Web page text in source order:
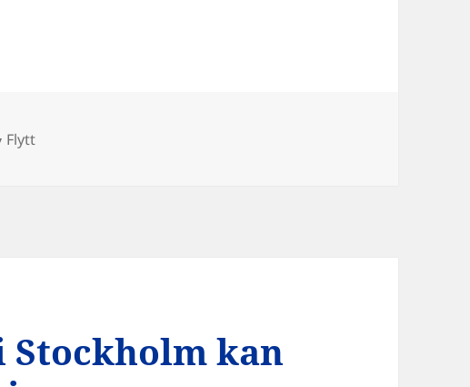
Kategorier
Flytt
kan